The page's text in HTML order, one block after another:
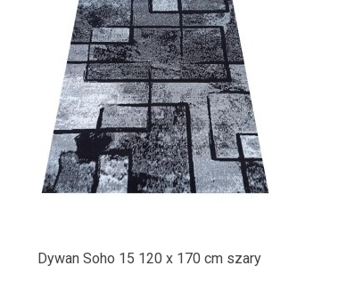
Dywan Soho 15 120 x 170 cm szary